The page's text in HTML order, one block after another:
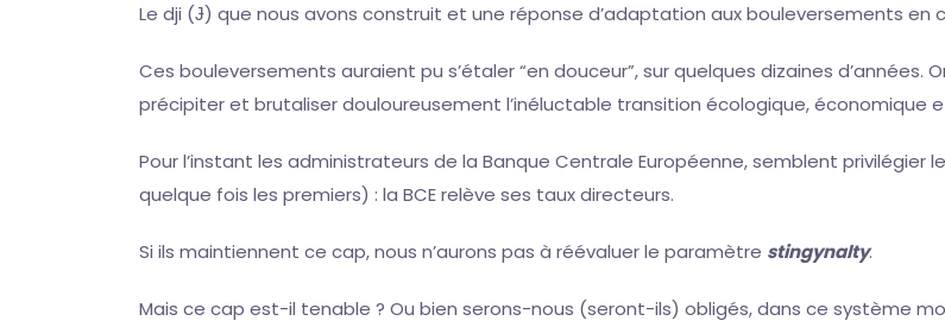
Le dji (Ɉ) que nous avons construit et une réponse d’adaptation aux bouleversements en
Ces bouleversements auraient pu s’étaler “en douceur”, sur quelques dizaines d’années.
précipiter et brutaliser douloureusement l’inéluctable transition écologique, économique
Pour l’instant les administrateurs de la Banque Centrale Européenne, semblent
quelque fois les premiers) : la BCE relève ses taux directeurs.
Si ils maintiennent ce cap, nous n’aurons pas à réévaluer le paramètre stingynalty.
Mais ce cap est-il tenable ? Ou bien serons-nous (seront-ils) obligés, dans ce système